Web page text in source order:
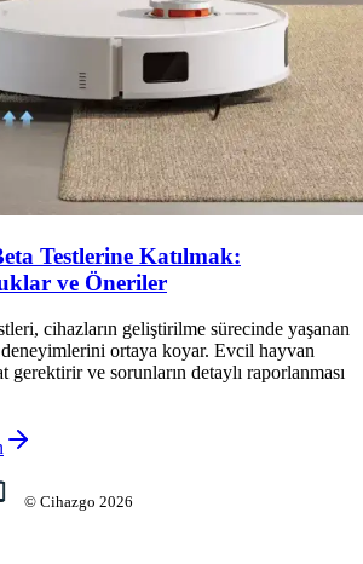
Testlerine Katılmak:
ve Öneriler
cihazların geliştirilme sürecinde yaşanan
deneyimlerini ortaya koyar. Evcil hayvan
gerektirir ve sorunların detaylı raporlanması
© Cihazgo 2026